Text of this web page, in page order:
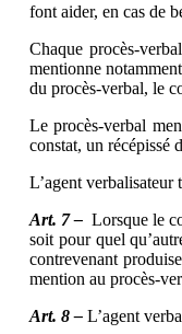
font aider, en cas de
Chaque procès-
mentionne
du procès-verbal, le
Le procès-verbal
constat, un récépissé
L’agent
Art. 7 –Lorsque le
soit pour quel
contrevenant
mention au procès-
Art. 8 – L’agent